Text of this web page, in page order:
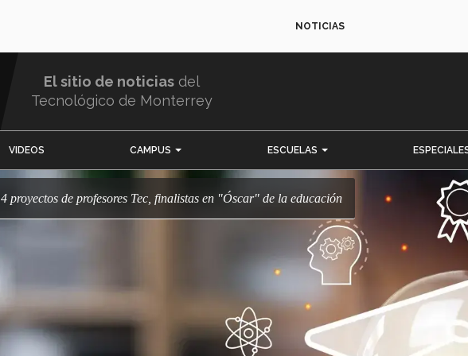
NOTICIAS
El sitio de noticias del
Tecnológico de Monterrey
VIDEOS CAMPUS ESCUELAS
14 proyectos de profesores Tec, finalistas en "Óscar" de la educación